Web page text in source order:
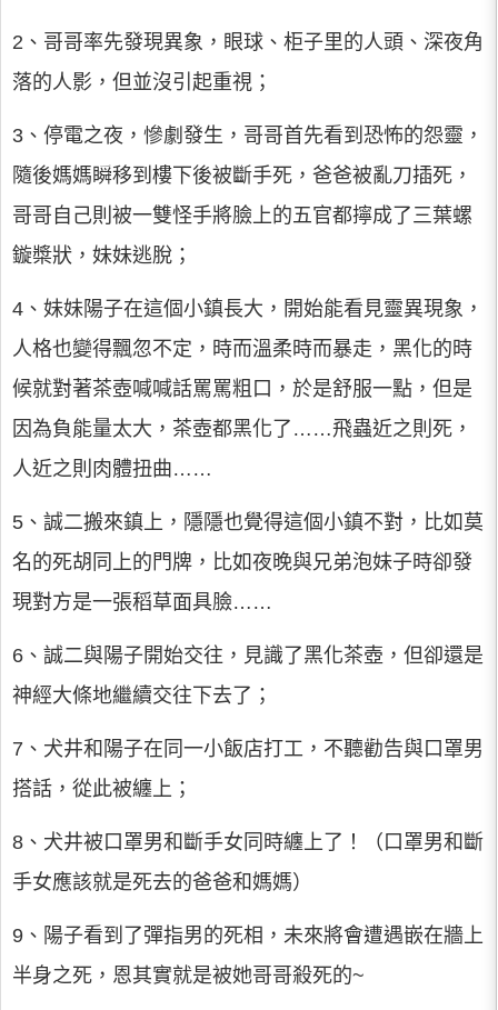
2、哥哥率先發現異象，眼球、柜子里的人頭、深夜角
落的人影，但並沒引起重視；
3、停電之夜，慘劇發生，哥哥首先看到恐怖的怨靈，
隨後媽媽瞬移到樓下後被斷手死，爸爸被亂刀插死，
哥哥自己則被一雙怪手將臉上的五官都擰成了三葉螺
鏇槳狀，妹妹逃脫；
4、妹妹陽子在這個小鎮長大，開始能看見靈異現象，
人格也變得飄忽不定，時而溫柔時而暴走，黑化的時
候就對著茶壺喊喊話罵罵粗口，於是舒服一點，但是
因為負能量太大，茶壺都黑化了……飛蟲近之則死，
人近之則肉體扭曲……
5、誠二搬來鎮上，隱隱也覺得這個小鎮不對，比如莫
名的死胡同上的門牌，比如夜晚與兄弟泡妹子時卻發
現對方是一張稻草面具臉……
6、誠二與陽子開始交往，見識了黑化茶壺，但卻還是
神經大條地繼續交往下去了；
7、犬井和陽子在同一小飯店打工，不聽勸告與口罩男
搭話，從此被纏上；
8、犬井被口罩男和斷手女同時纏上了！（口罩男和斷
手女應該就是死去的爸爸和媽媽）
9、陽子看到了彈指男的死相，未來將會遭遇嵌在牆上
半身之死，恩其實就是被她哥哥殺死的~